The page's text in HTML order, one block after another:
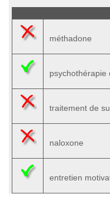
méthadone
psychothérapie
traitement de
naloxone
entretien